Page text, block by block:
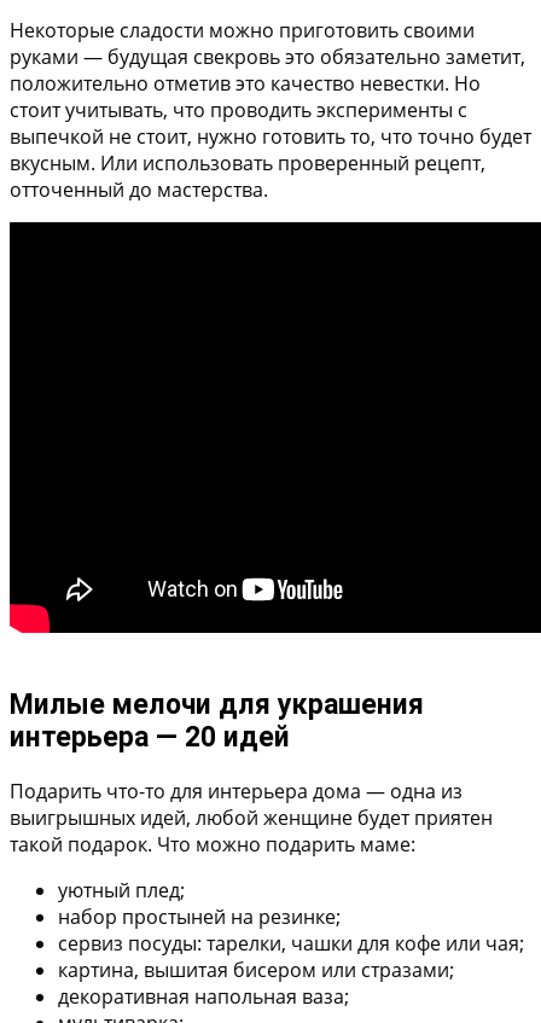
Некоторые сладости можно приготовить своими
руками — будущая свекровь это обязательно заметит,
положительно отметив это качество невестки. Но
стоит учитывать, что проводить эксперименты с
выпечкой не стоит, нужно готовить то, что точно будет
вкусным. Или использовать проверенный рецепт,
отточенный до мастерства.
Милые мелочи для украшения
интерьера — 20 идей
Подарить что-то для интерьера дома — одна из
выигрышных идей, любой женщине будет приятен
такой подарок. Что можно подарить маме:
уютный плед;
набор простыней на резинке;
сервиз посуды: тарелки, чашки для кофе или чая;
картина, вышитая бисером или стразами;
декоративная напольная ваза;